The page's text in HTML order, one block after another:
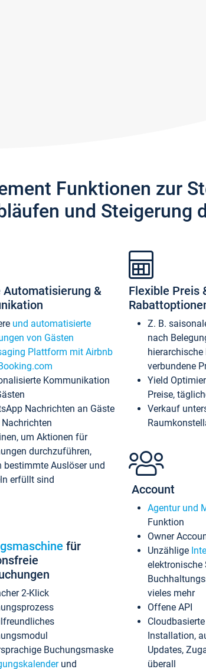
Funktionen zur
und Steigerung
Automatisierung &
und automatisierte
von Gästen
Plattform mit Airbnb
Kommunikation
Nachrichten an Gäste
um Aktionen für
durchzuführen,
bestimmte Auslöser und
erfüllt sind
für
2-Klick
Buchungsmaske
und
Flexible Preis
Z. B.
nach
hierarchische
verbundene
Yield
Preise,
Verkauf
Account
Agentur und
Funktion
Owner
Unzählige
elektronische
vieles mehr
Offene API
Installation,
Updates,
überall